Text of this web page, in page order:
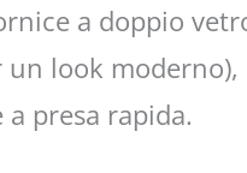
a doppio
look
presa rapida.